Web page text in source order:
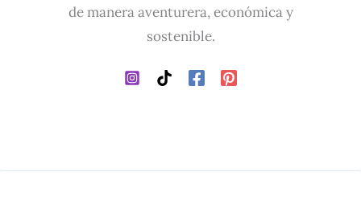
de manera aventurera, económica y
sostenible.